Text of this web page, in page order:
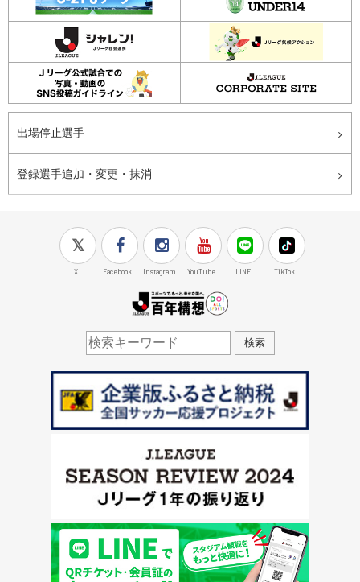
出場停止選手
登録選手追加・変更・抹消
X Facebook Instagram YouTube LINE TikTok
検索